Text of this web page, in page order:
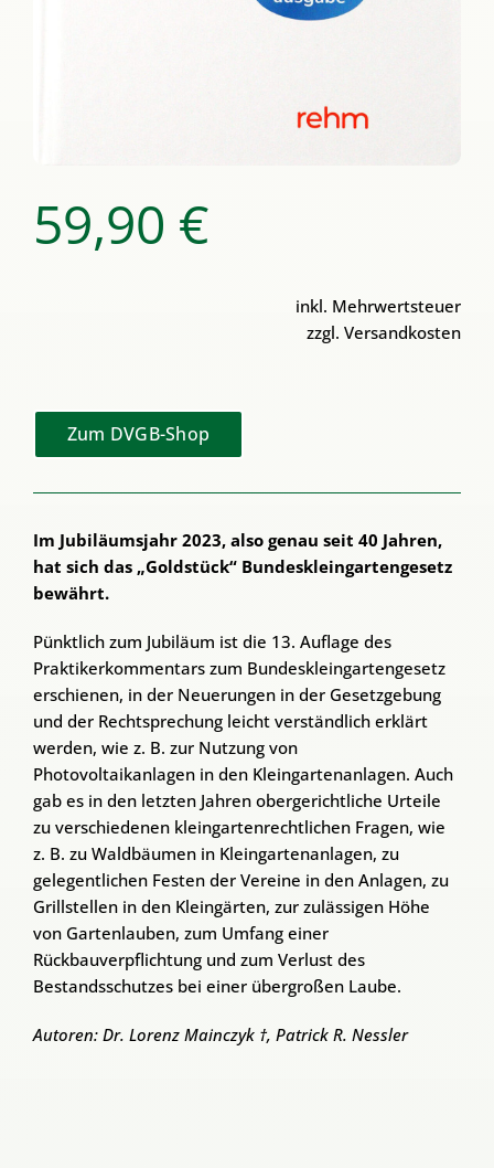
59,90 €
inkl. Mehrwertsteuer
zzgl. Versandkosten
Zum DVGB-Shop
Im Jubiläumsjahr 2023, also genau seit 40 Jahren,
hat sich das „Goldstück“ Bundeskleingartengesetz
bewährt.
Pünktlich zum Jubiläum ist die 13. Auflage des
Praktikerkommentars zum Bundeskleingartengesetz
erschienen, in der Neuerungen in der Gesetzgebung
und der Rechtsprechung leicht verständlich erklärt
werden, wie z. B. zur Nutzung von
Photovoltaikanlagen in den Kleingartenanlagen. Auch
gab es in den letzten Jahren obergerichtliche Urteile
zu verschiedenen kleingartenrechtlichen Fragen, wie
z. B. zu Waldbäumen in Kleingartenanlagen, zu
gelegentlichen Festen der Vereine in den Anlagen, zu
Grillstellen in den Kleingärten, zur zulässigen Höhe
von Gartenlauben, zum Umfang einer
Rückbauverpflichtung und zum Verlust des
Bestandsschutzes bei einer übergroßen Laube.
Autoren: Dr. Lorenz Mainczyk †, Patrick R. Nessler